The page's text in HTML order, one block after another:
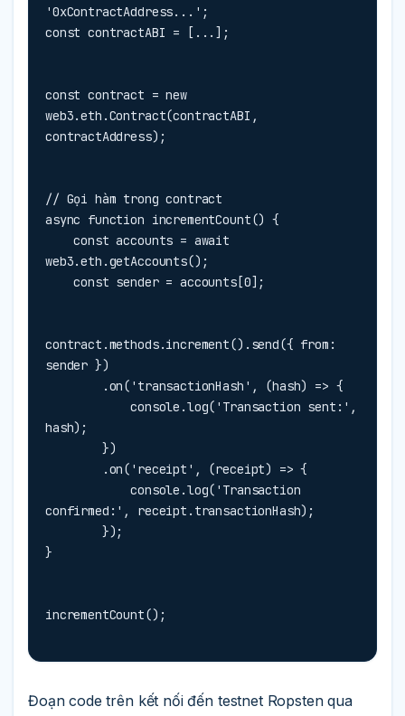
'0xContractAddress...';
const contractABI = [...];
const contract = new
web3.eth.Contract(contractABI,
contractAddress);
// Gọi hàm trong contract
async function incrementCount() {
    const accounts = await
web3.eth.getAccounts();
    const sender = accounts[0];
contract.methods.increment().send({ from:
sender })
            console.log('Transaction sent:',
hash);
            console.log('Transaction
confirmed:', receipt.transactionHash);
}
incrementCount();
Đoạn code trên kết nối đến testnet Ropsten qua